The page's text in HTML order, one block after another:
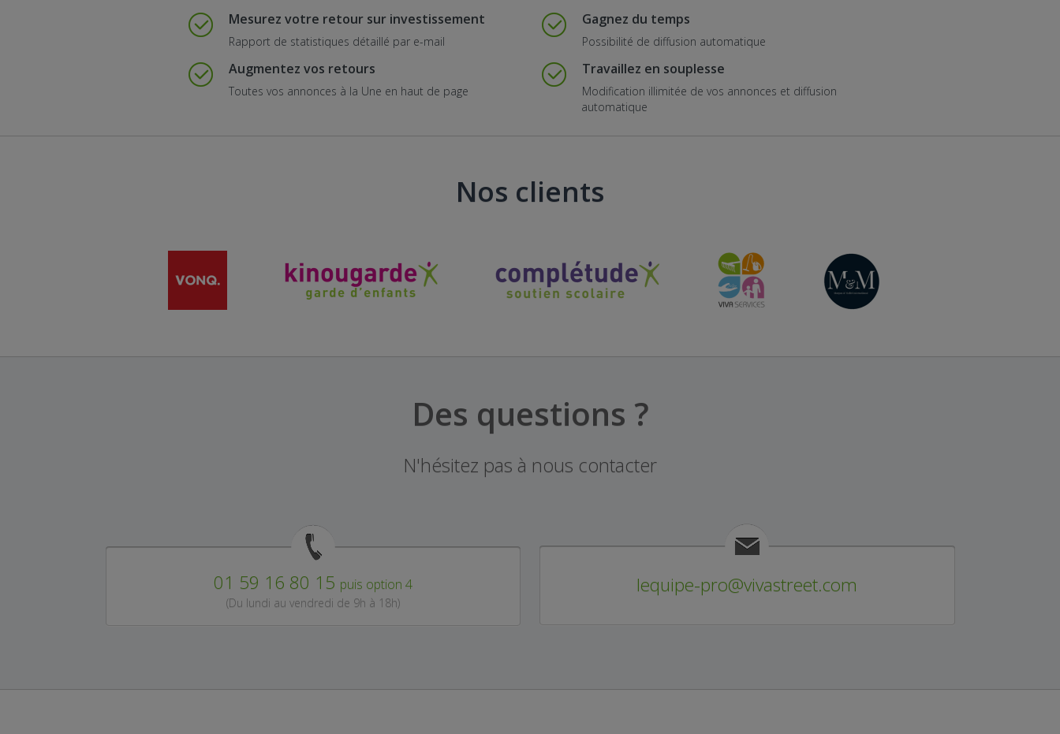
Mesurez votre retour sur investissement
Rapport de statistiques détaillé par e-mail
Augmentez vos retours
Toutes vos annonces à la Une en haut de page
Gagnez du temps
Possibilité de diffusion automatique
Travaillez en souplesse
Modification illimitée de vos annonces et diffusion
automatique
Nos clients
Des questions ?
N'hésitez pas à nous contacter
01 59 16 80 15 puis option 4
(Du lundi au vendredi de 9h à 18h)
lequipe-pro@vivastreet.com